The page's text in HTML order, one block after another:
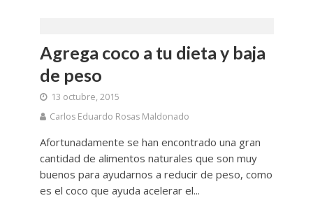
Agrega coco a tu dieta y baja
de peso
13 octubre, 2015
Carlos Eduardo Rosas Maldonado
Afortunadamente se han encontrado una gran
cantidad de alimentos naturales que son muy
buenos para ayudarnos a reducir de peso, como
es el coco que ayuda acelerar el...